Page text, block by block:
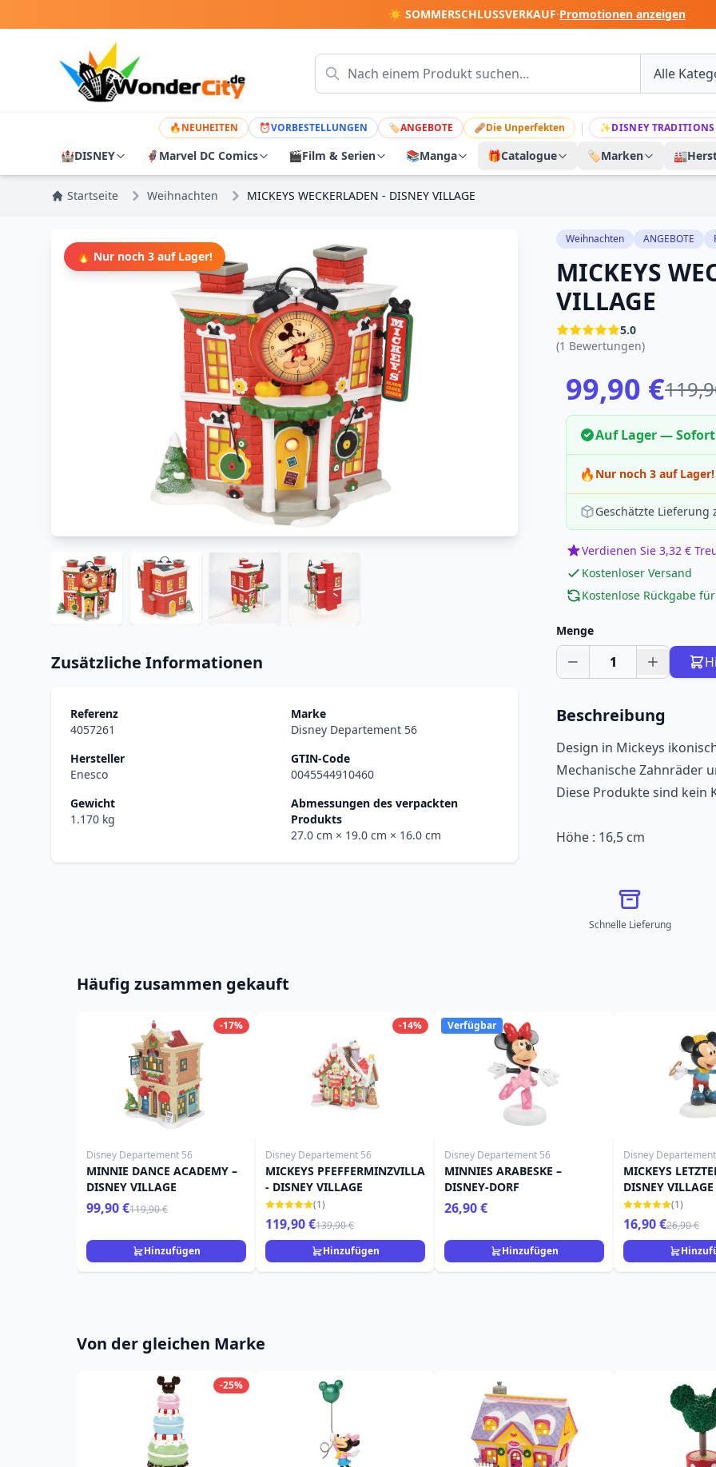
☀️ SOMMERSCHLUSSVERKAUF·Promotionen anzeigen
🔥NEUHEITEN ⏰VORBESTELLUNGEN 🏷ANGEBOTE 🩹Die Unperfekten | ✨DISNEY TRADITIONS
🏰DISNEY 🦸 Marvel DC Comics 🎬Film & Serien 📚Manga 🎁Catalogue 🏷️Marken 🏭
Startseite Weihnachten MICKEYS WECKERLADEN - DISNEY VILLAGE
🔥 Nur noch 3 auf Lager!
Zusätzliche Informationen
Referenz
4057261
Marke
Disney Departement 56
Hersteller
Enesco
GTIN-Code
0045544910460
Gewicht
1.170 kg
Abmessungen des verpackten
Produkts
27.0 cm × 19.0 cm × 16.0 cm
Weihnachten ANGEBOTE
MICKEYS
VILLAGE
5.0
(1 Bewertungen)
99,90 €
Auf Lager —
🔥 Nur noch 3 auf Lager!
Geschätzte Lieferung
Verdienen Sie 3,32 €
Kostenloser Versand
Kostenlose Rückgabe
Menge
1
Beschreibung
Design in Mickeys
Mechanische Zahnräder
Diese Produkte sind kein
Höhe : 16,5 cm
Schnelle Lieferung
Häufig zusammen gekauft
-17%
Disney Departement 56
MINNIE DANCE ACADEMY –
DISNEY VILLAGE
99,90 €119,90 €
Hinzufügen
-14%
Disney Departement 56
MICKEYS PFEFFERMINZVILLA
- DISNEY VILLAGE
(1)
119,90 €139,90 €
Hinzufügen
Verfügbar
Disney Departement 56
MINNIES ARABESKE –
DISNEY-DORF
26,90 €
Hinzufügen
Disney
MICKEYS
DISNEY VILLAGE
(1)
16,90 €26,90 €
Von der gleichen Marke
-25%